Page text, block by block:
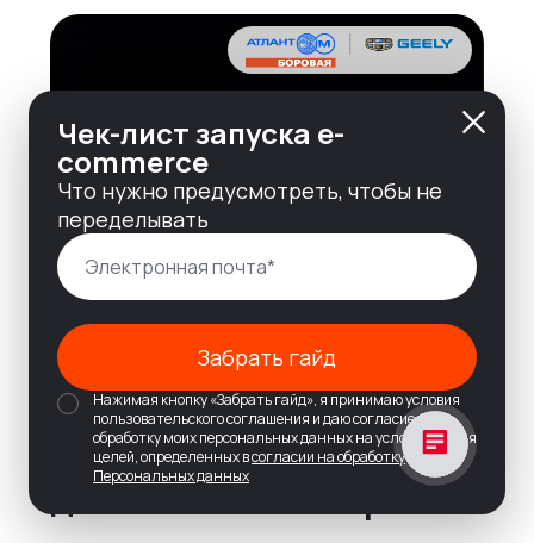
Разработка cайта для
Чек-лист запуска e-
commerce
Что нужно предусмотреть, чтобы не
переделывать
Забрать гайд
Нажимая кнопку «Забрать гайд», я принимаю условия
пользовательского соглашения и даю согласие на
обработку моих персональных данных на условиях и для
целей, определенных всогласии на обработку
Персональных данных